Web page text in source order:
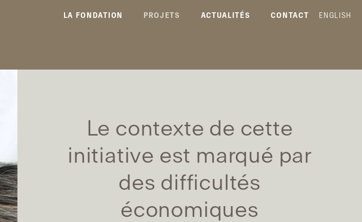
LA FONDATION PROJETS ACTUALITÉS CONTACT ENGLISH
Le contexte de cette
initiative est marqué par
des difficultés
économiques